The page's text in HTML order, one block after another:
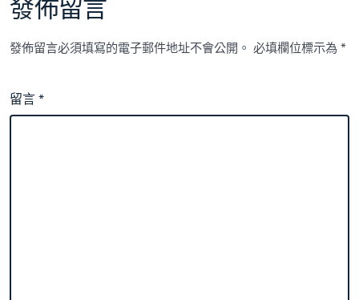
發佈留言
發佈留言必須填寫的電子郵件地址不會公開。 必填欄位標示為*
留言*